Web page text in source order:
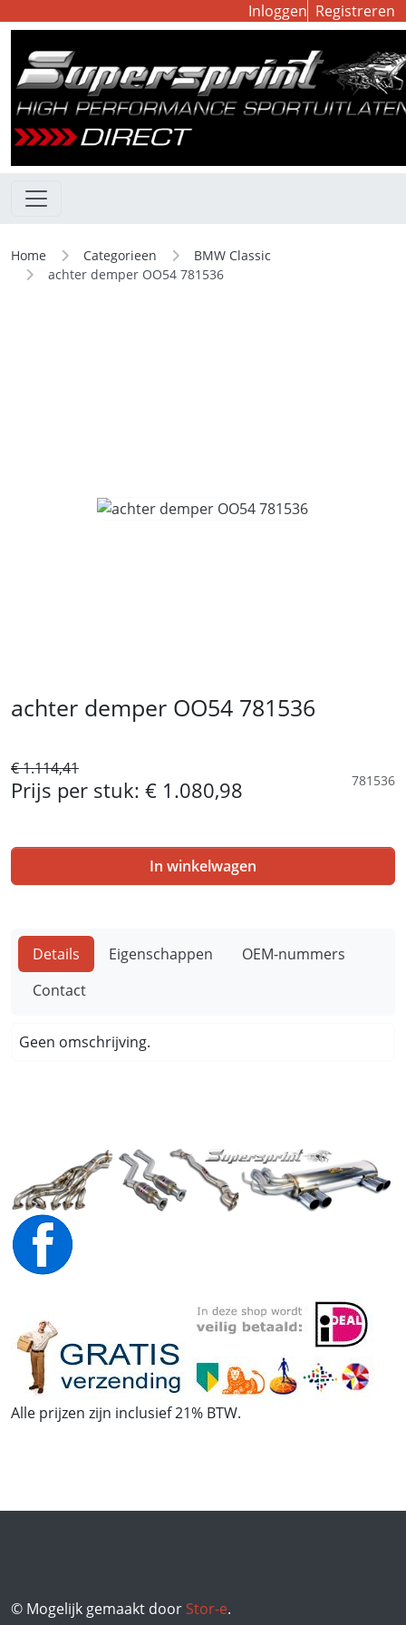
Inloggen Registreren
Home Categorieen
BMW Classic
achter demper OO54 781536
achter demper OO54 781536
€ 1.114,41
Prijs per stuk: € 1.080,98 781536
In winkelwagen
Details Eigenschappen
OEM-nummers
Contact
Geen omschrijving.
Alle prijzen zijn inclusief 21% BTW.
© Mogelijk gemaakt door Stor-e.